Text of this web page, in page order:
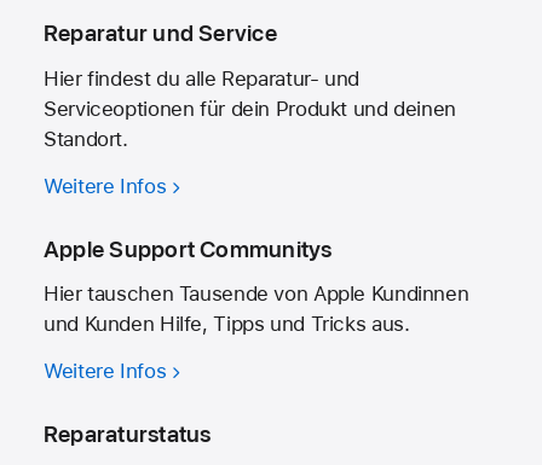
Reparatur und Service
Hier findest du alle Reparatur- und
Serviceoptionen für dein Produkt und deinen
Standort.
Weitere Infos
Apple Support Communitys
Hier tauschen Tausende von Apple Kundinnen
und Kunden Hilfe, Tipps und Tricks aus.
Weitere Infos
Reparaturstatus